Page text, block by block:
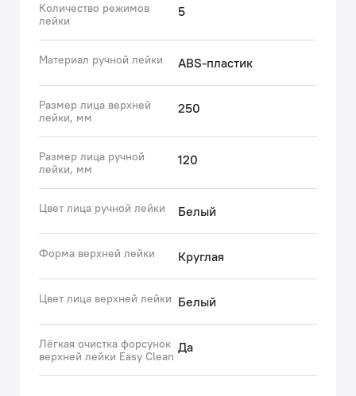
Количество режимов
лейки
5
Материал ручной лейки ABS-пластик
Размер лица верхней
лейки, мм
250
Размер лица ручной
лейки, мм
120
Цвет лица ручной лейки Белый
Форма верхней лейки Круглая
Цвет лица верхней лейки Белый
Лёгкая очистка форсунок
верхней лейки Easy Clean
Да